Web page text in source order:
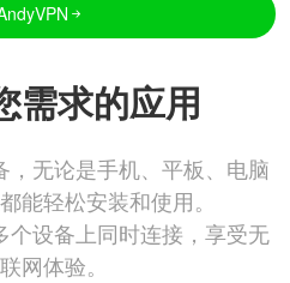
需求的应用
无论是手机、平板、电脑
能轻松安装和使用。
设备上同时连接，享受无
网体验。